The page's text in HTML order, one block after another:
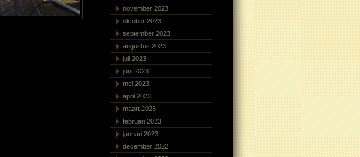
november 2023
oktober 2023
september 2023
augustus 2023
juli 2023
juni 2023
mei 2023
april 2023
maart 2023
februari 2023
januari 2023
december 2022